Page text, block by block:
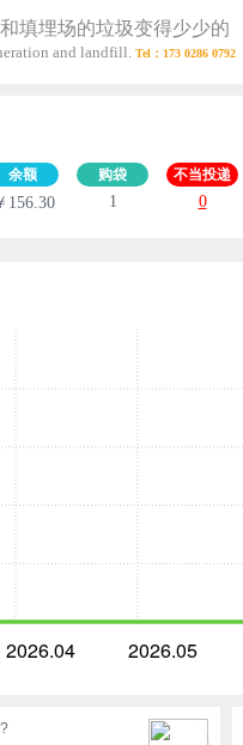
填埋场的垃圾变得少少的
and landfill.
余额
156.30
购袋
1
不当投递
0
2026.04 2026.05